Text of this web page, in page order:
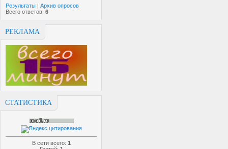
Результаты | Архив опросов
Всего ответов: 6
РЕКЛАМА
СТАТИСТИКА
В сети всего: 1